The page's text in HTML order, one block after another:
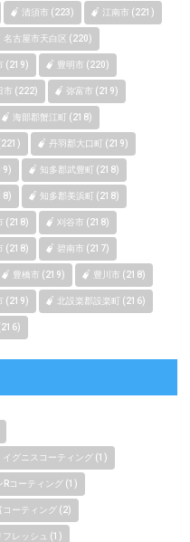
清須市 (223) 江南市 (221)
名古屋市天白区 (220)
(219) 豊明市 (220)
市 (222) 弥富市 (219)
海部郡蟹江町 (218)
丹羽郡大口町 (219)
知多郡武豊町 (218)
知多郡美浜町 (218)
(218) 刈谷市 (218)
(218) 碧南市 (217)
豊橋市 (219) 豊川市 (218)
(219) 北設楽郡設楽町 (216)
イグニスコーティング (1)
Rコーティング (1)
コーティング (2)
フレッシュ (1)